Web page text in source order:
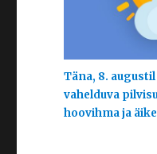
Täna, 8.
vahelduva
hoovihma ja